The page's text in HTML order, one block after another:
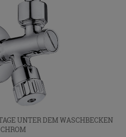
UNTER DEM WASCHBECKEN